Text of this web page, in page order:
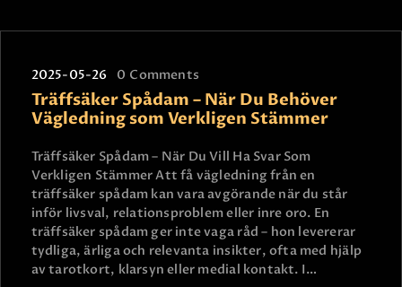
2025-05-26 0 Comments
Träffsäker Spådam – När Du Behöver
Vägledning som Verkligen Stämmer
Träffsäker Spådam – När Du Vill Ha Svar Som
Verkligen Stämmer Att få vägledning från en
träffsäker spådam kan vara avgörande när du står
inför livsval, relationsproblem eller inre oro. En
träffsäker spådam ger inte vaga råd – hon levererar
tydliga, ärliga och relevanta insikter, ofta med hjälp
av tarotkort, klarsyn eller medial kontakt. I…